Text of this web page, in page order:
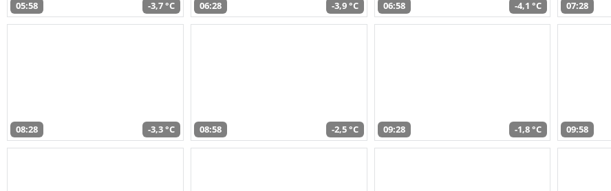
05:58 -3,7 °C 06:28 -3,9 °C 06:58 -4,1 °C 07:28
08:28 -3,3 °C 08:58 -2,5 °C 09:28 -1,8 °C 09:58